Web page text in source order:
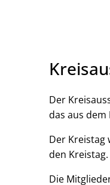
Der
das aus
Der
den
Die